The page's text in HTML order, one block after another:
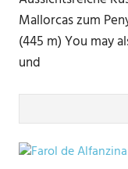
Mallorcas zum
(445 m) You may
und